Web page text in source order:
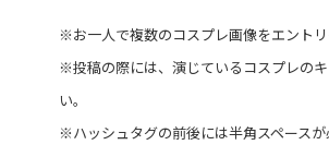
※お一人で複数のコスプレ画像をエント
※投稿の際には、演じているコスプレの
い。
※ハッシュタグの前後には半角スペース